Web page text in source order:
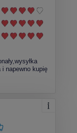
i napewno kupię